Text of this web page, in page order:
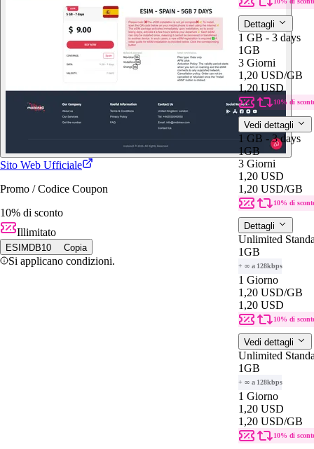
Sito Web Ufficiale
Promo / Codice Coupon
10% di sconto
Illimitato
ESIMDB10 Copia
Si applicano condizioni.
Dettagli
1 GB - 3 days
1GB
3 Giorni
1,20 USD/GB
1,20 USD
10% di
Vedi dettagli
1 GB - 3 days
1GB
3 Giorni
1,20 USD
1,20 USD/GB
10% di
Dettagli
Unlimited
1GB
+ ∞ a 128kbps
1 Giorno
1,20 USD/GB
1,20 USD
10% di
Vedi dettagli
Unlimited
1GB
+ ∞ a 128kbps
1 Giorno
1,20 USD
1,20 USD/GB
10% di